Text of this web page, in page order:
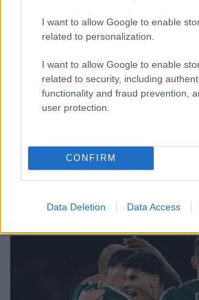
I want to allow Google to enable
related to personalization.
I want to allow Google to enable
related to security, including
functionality and fraud prevention,
user protection.
CONFIRM
Data Deletion Data Access
FIFA: Ο Ινφαντίνο αναζητά
για να παραμείνει στην προεδρία